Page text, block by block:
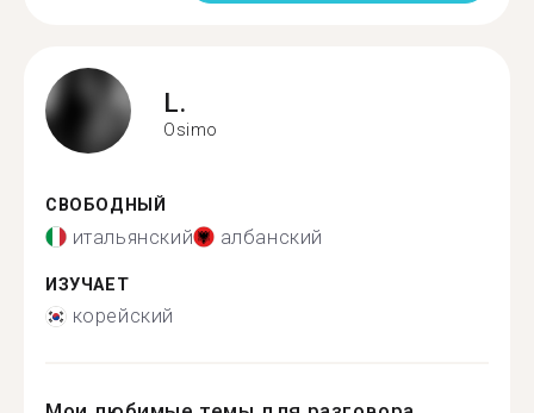
L.
Osimo
СВОБОДНЫЙ
итальянский албанский
ИЗУЧАЕТ
корейский